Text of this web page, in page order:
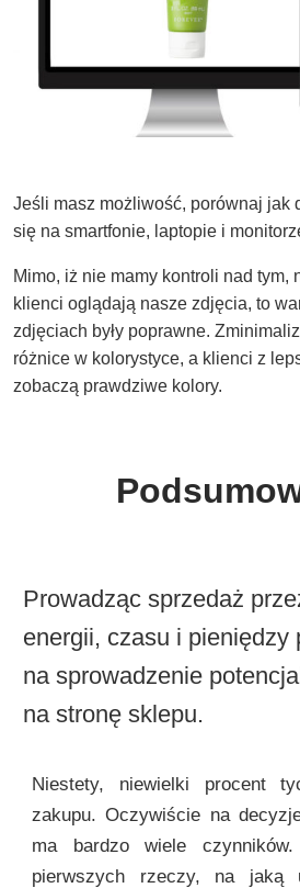
Jeśli masz możliwość, porównaj jak
się na smartfonie, laptopie i
Mimo, iż nie mamy kontroli nad tym,
klienci oglądają nasze zdjęcia, to
zdjęciach były poprawne.
różnice w kolorystyce, a klienci z
zobaczą prawdziwe kolory.
Prowadząc sprzedaż
energii, czasu i pieniędzy
na sprowadzenie
na stronę sklepu.
Niestety, niewielki procent
zakupu. Oczywiście na
ma bardzo wiele
pierwszych rzeczy, na jaką